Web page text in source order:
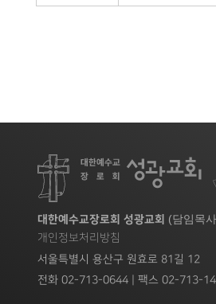
대한예수교장로회 성광교회 (담임목
개인정보처리방침
서울특별시 용산구 원효로 81길 12
전화 02-713-0644 | 팩스 02-713-